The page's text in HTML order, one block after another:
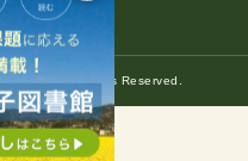
いて
Japan. All Rights Reserved.